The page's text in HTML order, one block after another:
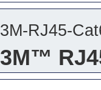
3M-RJ45-
3M™